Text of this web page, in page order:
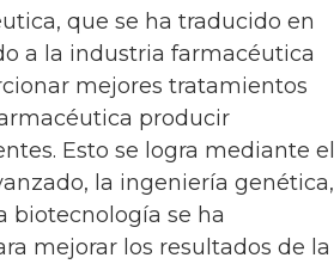
que se ha traducido en
a la industria farmacéutica
mejores tratamientos
producir
Esto se logra mediante el
la ingeniería genética,
biotecnología se ha
mejorar los resultados de la